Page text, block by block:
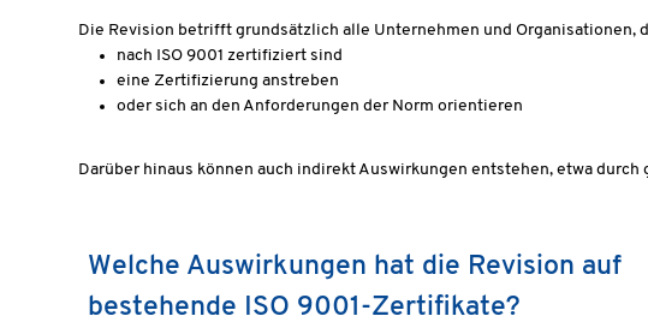
Die Revision betrifft grundsätzlich alle Unternehmen und Organisationen,
nach ISO 9001 zertifiziert sind
eine Zertifizierung anstreben
oder sich an den Anforderungen der Norm orientieren
Darüber hinaus können auch indirekt Auswirkungen entstehen, etwa
Welche Auswirkungen hat die Revision auf
bestehende ISO 9001-Zertifikate?